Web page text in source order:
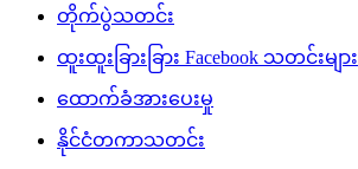
တိုက်ပွဲသတင်း
ထူးထူးခြားခြား Facebook သတင်းများ
ထောက်ခံအားပေးမှု
နိုင်ငံတကာသတင်း